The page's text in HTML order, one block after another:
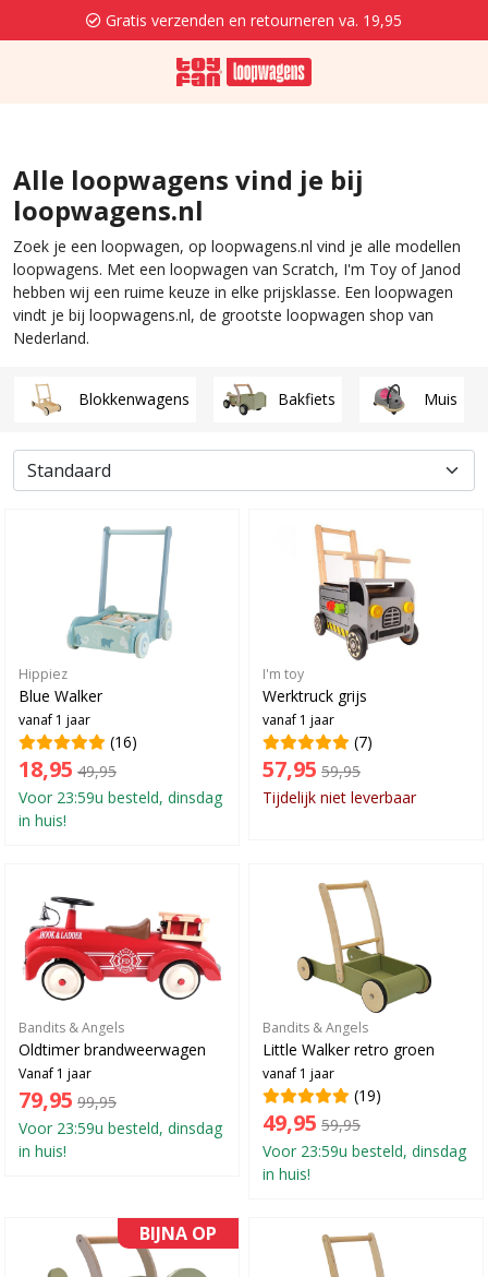
Gratis verzenden en retourneren va. 19,95
Alle loopwagens vind je bij
loopwagens.nl
Zoek je een loopwagen, op loopwagens.nl vind je alle modellen
loopwagens. Met een loopwagen van Scratch, I'm Toy of Janod
hebben wij een ruime keuze in elke prijsklasse. Een loopwagen
vindt je bij loopwagens.nl, de grootste loopwagen shop van
Nederland.
Blokkenwagens Bakfiets Muis
Hippiez
Blue Walker
vanaf 1 jaar
(16)
18,95 49,95
Voor 23:59u besteld, dinsdag
in huis!
I'm toy
Werktruck grijs
vanaf 1 jaar
(7)
57,95 59,95
Tijdelijk niet leverbaar
Bandits & Angels
Oldtimer brandweerwagen
Vanaf 1 jaar
79,95 99,95
Voor 23:59u besteld, dinsdag
in huis!
Bandits & Angels
Little Walker retro groen
vanaf 1 jaar
(19)
49,95 59,95
Voor 23:59u besteld, dinsdag
in huis!
BIJNA OP